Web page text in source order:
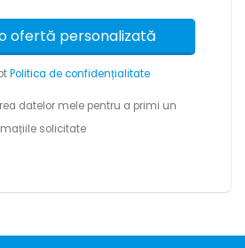
Politica de confidențialitate
datelor mele pentru a primi un
solicitate